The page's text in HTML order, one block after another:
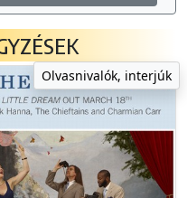
Olvasnivalók, interjúk